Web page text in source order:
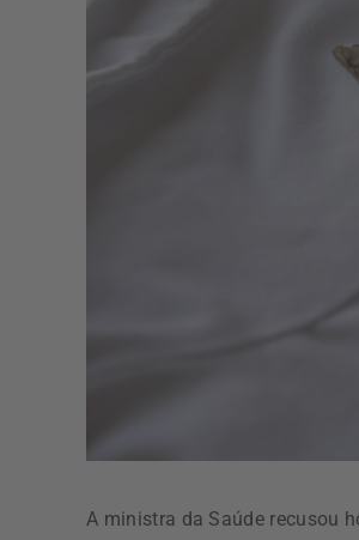
A ministra da Saúde recusou